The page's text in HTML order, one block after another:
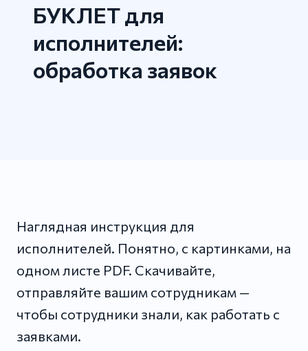
БУКЛЕТ для
исполнителей:
обработка заявок
Наглядная инструкция для
исполнителей. Понятно, с картинками, на
одном листе PDF. Скачивайте,
отправляйте вашим сотрудникам —
чтобы сотрудники знали, как работать с
заявками.